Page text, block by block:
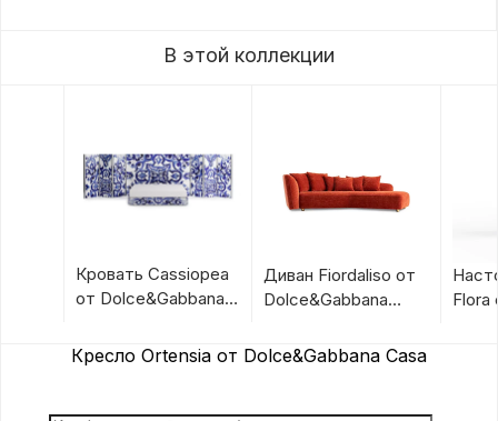
В этой коллекции
Кровать Cassiopea
от Dolce&Gabbana
Диван Fiordaliso от
Dolce&Gabbana
Flora
Кресло Ortensia от Dolce&Gabbana Casa